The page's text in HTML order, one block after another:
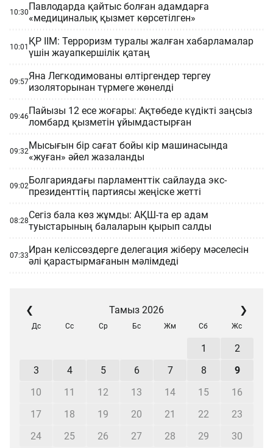
10:30Павлодарда қайтыс болған адамдарға
«медициналық қызмет көрсетілген»
10:01 ҚР ІІМ: Терроризм туралы жалған хабарламалар
үшін жауапкершілік қатаң
09:57Яна Легкодимованы өлтіргендер тергеу
изоляторынан түрмеге жөнелді
09:46Пайызы 12 есе жоғары: Ақтөбеде күдікті заңсыз
ломбард қызметін ұйымдастырған
09:32Мысығын бір сағат бойы кір машинасында
«жуған» әйел жазаланды
09:02Болгариядағы парламенттік сайлауда экс-
президенттің партиясы жеңіске жетті
08:28Сегіз бала көз жұмды: АҚШ-та ер адам
туыстарының балаларын қырып салды
07:33Иран келіссөздерге делегация жіберу мәселесін
әлі қарастырмағанын мәлімдеді
❮ Тамыз 2026 ❯
Дс Сс Ср Бс Жм Сб Жс
1
2
3
4 5 6 7 8
9
10
11 12 13 14 15
16
17
18 19 20 21 22
23
24
25 26 27 28 29 30